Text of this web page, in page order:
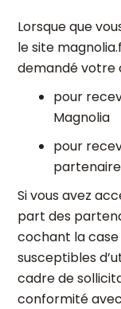
Lorsque que
le site
demandé votre
pour
Magnolia
pour
Si vous avez
part des
cochant la case
susceptibles
cadre de
conformité